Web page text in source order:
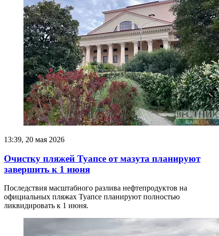
13:39, 20 мая 2026
Очистку пляжей Туапсе от мазута планируют
завершить к 1 июня
Последствия масштабного разлива нефтепродуктов на
официальных пляжах Туапсе планируют полностью
ликвидировать к 1 июня.